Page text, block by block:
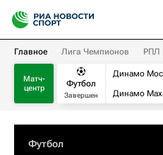
Главное Лига Чемпионов РПЛ
Матч-
центр
Футбол
Завершен
Динамо
Динамо
Футбол